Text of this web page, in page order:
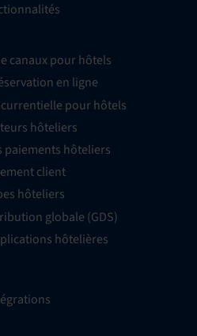
canaux pour hôtels
en ligne
pour hôtels
hôteliers
paiements hôteliers
client
hôteliers
globale (GDS)
hôtelières